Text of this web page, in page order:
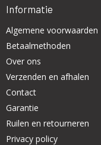
Informatie
Algemene voorwaarden
Betaalmethoden
Over ons
Verzenden en afhalen
Contact
Garantie
Ruilen en retourneren
Privacy policy